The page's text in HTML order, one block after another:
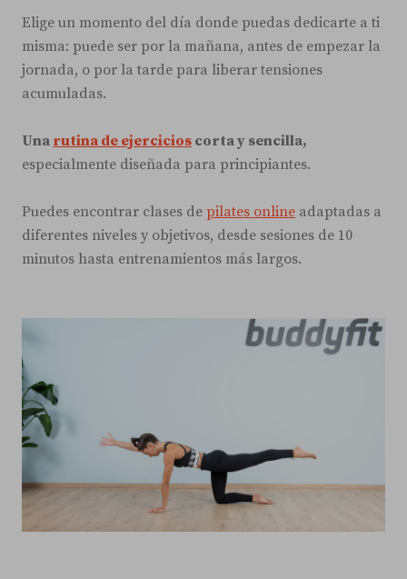
Elige un momento del día donde puedas dedicarte a ti
misma: puede ser por la mañana, antes de empezar la
jornada, o por la tarde para liberar tensiones
acumuladas.
Una rutina de ejercicios corta y sencilla,
especialmente diseñada para principiantes.
Puedes encontrar clases de pilates online adaptadas a
diferentes niveles y objetivos, desde sesiones de 10
minutos hasta entrenamientos más largos.